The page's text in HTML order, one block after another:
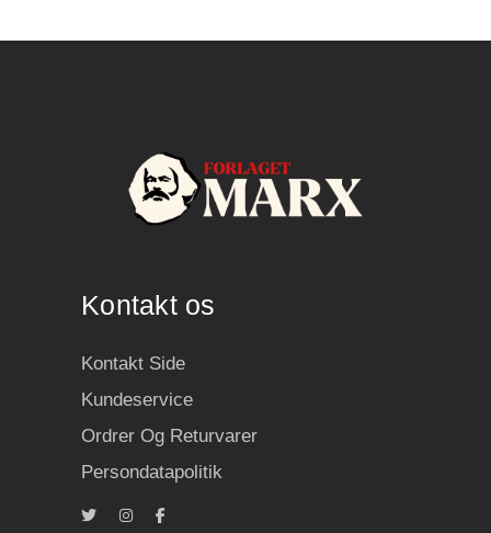
Kontakt os
Kontakt Side
Kundeservice
Ordrer Og Returvarer
Persondatapolitik